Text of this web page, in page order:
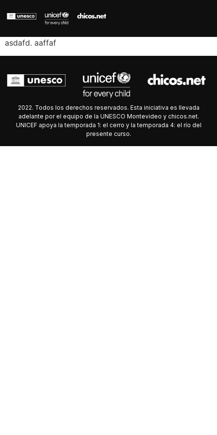
asdafd. aaffaf
2022. Todos los derechos reservados. Esta iniciativa es llevada
adelante por el equipo de la UNESCO Montevideo y chicos.net.
UNICEF apoya la temporada 1: el cerro y la temporada 4: el río del
presente curso.